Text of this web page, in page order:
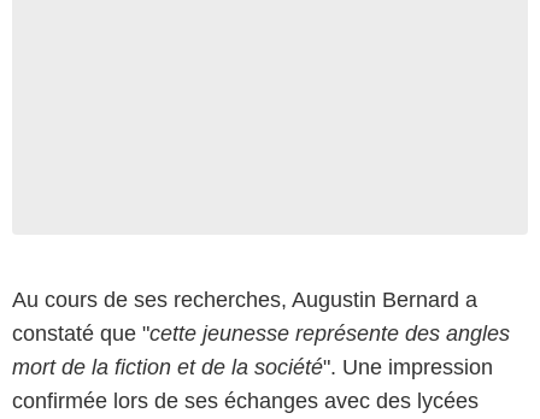
Au cours de ses recherches, Augustin Bernard a
constaté que "cette jeunesse représente des angles
mort de la fiction et de la société". Une impression
confirmée lors de ses échanges avec des lycées